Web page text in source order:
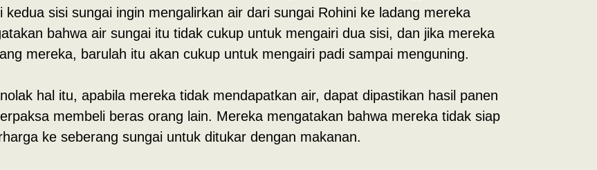
sisi sungai ingin mengalirkan air dari sungai Rohini ke ladang mereka
bahwa air sungai itu tidak cukup untuk mengairi dua sisi, dan jika mereka
mereka, barulah itu akan cukup untuk mengairi padi sampai menguning.
hal itu, apabila mereka tidak mendapatkan air, dapat dipastikan hasil panen
membeli beras orang lain. Mereka mengatakan bahwa mereka tidak siap
ke seberang sungai untuk ditukar dengan makanan.